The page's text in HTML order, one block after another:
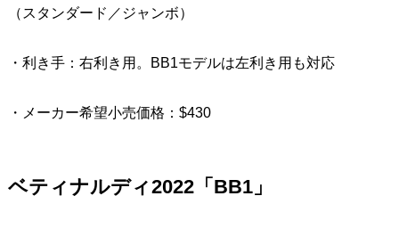
（スタンダード／ジャンボ）
・利き手：右利き用。BB1モデルは左利き用も対応
・メーカー希望小売価格：$430
ベティナルディ2022「BB1」